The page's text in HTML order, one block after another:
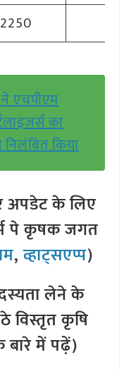
2250
एचपीएम
का
किया
अपडेट के लिए
पे कृषक जगत
,व्हाट्सएप्प)
लेने के
विस्तृत कृषि
बारे में पढ़ें)